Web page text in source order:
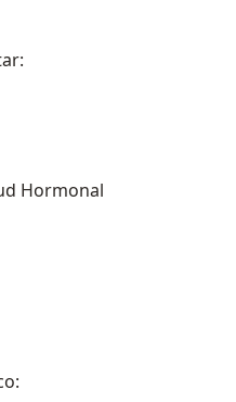
Hormonal